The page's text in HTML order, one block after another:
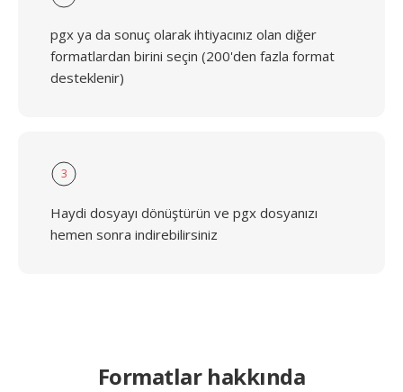
pgx ya da sonuç olarak ihtiyacınız olan diğer
formatlardan birini seçin (200'den fazla format
desteklenir)
3
Haydi dosyayı dönüştürün ve pgx dosyanızı
hemen sonra indirebilirsiniz
Formatlar hakkında